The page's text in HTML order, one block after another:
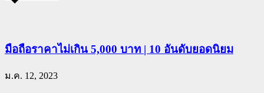
มือถือราคาไม่เกิน 5,000 บาท | 10 อันดับยอดนิยม
ม.ค. 12, 2023